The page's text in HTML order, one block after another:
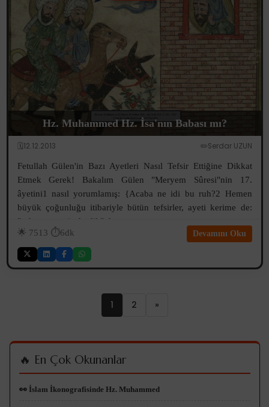
Hz. Muhammed Hz. İsa'nın Babası mı?
🗓️12.12.2013 ✏️Serdar UZUN
Fetullah Gülen'in Bazı Ayetleri Nasıl Tefsir Ettiğine Dikkat
Etmek Gerek! Bakalım Gülen "Meryem Sûresi"nin 17.
âyetini1 nasıl yorumlamış: {Acaba ne idi bu ruh?2 Hemen
büyük çoğunluğu itibariyle bütün tefsirler, ayeti kerime de:
"ruhumuzu gönderdik" d...
🌟 7513 ⏱️6dk Devamını Oku
1 2 »
🔥 En Çok Okunanlar
👀 İslam İkonografisinde Hz. Muhammed